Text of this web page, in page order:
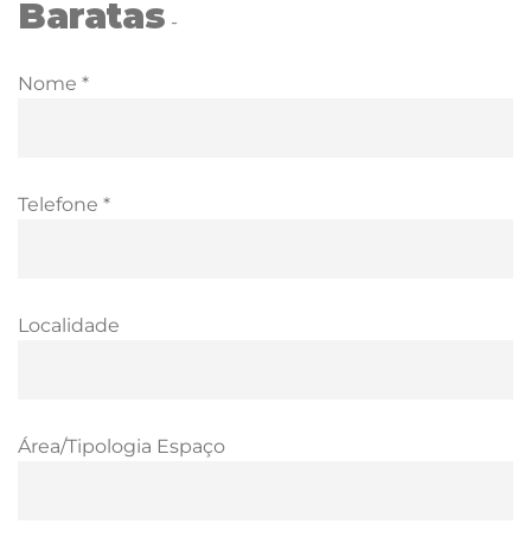
Baratas -
Nome *
Telefone *
Localidade
Área/Tipologia Espaço